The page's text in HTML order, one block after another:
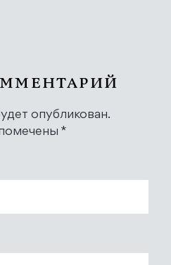
опубликован.
*